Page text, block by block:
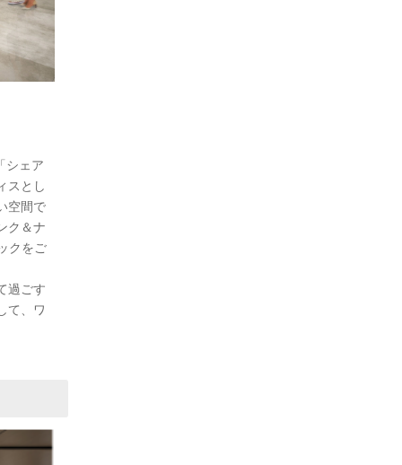
シェア
スとし
空間で
ク＆ナ
クをご
過ごす
て、ワ